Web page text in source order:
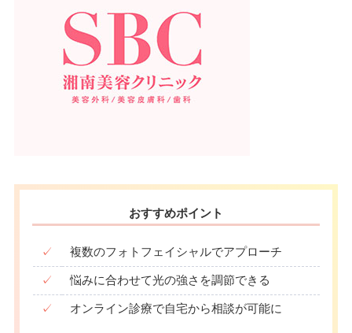
おすすめポイント
✓ 複数のフォトフェイシャルでアプローチ
✓ 悩みに合わせて光の強さを調節できる
✓ オンライン診療で自宅から相談が可能に